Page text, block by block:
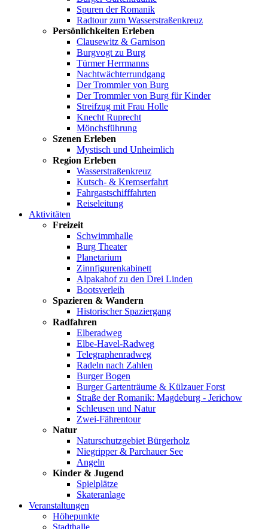
Spuren der Romanik
Radtour zum Wasserstraßenkreuz
Persönlichkeiten Erleben
Clausewitz & Garnison
Burgvogt zu Burg
Türmer Herrmanns
Nachtwächterrundgang
Der Trommler von Burg
Der Trommler von Burg für Kinder
Streifzug mit Frau Holle
Knecht Ruprecht
Mönchsführung
Szenen Erleben
Mystisch und Unheimlich
Region Erleben
Wasserstraßenkreuz
Kutsch- & Kremserfahrt
Fahrgastschifffahrten
Reiseleitung
Aktivitäten
Freizeit
Schwimmhalle
Burg Theater
Planetarium
Zinnfigurenkabinett
Alpakahof zu den Drei Linden
Bootsverleih
Spazieren & Wandern
Historischer Spaziergang
Radfahren
Elberadweg
Elbe-Havel-Radweg
Telegraphenradweg
Radeln nach Zahlen
Burger Bogen
Burger Gartenträume & Külzauer Forst
Straße der Romanik: Magdeburg - Jerichow
Schleusen und Natur
Zwei-Fährentour
Natur
Naturschutzgebiet Bürgerholz
Niegripper & Parchauer See
Angeln
Kinder & Jugend
Spielplätze
Skateranlage
Veranstaltungen
Höhepunkte
Stadthalle